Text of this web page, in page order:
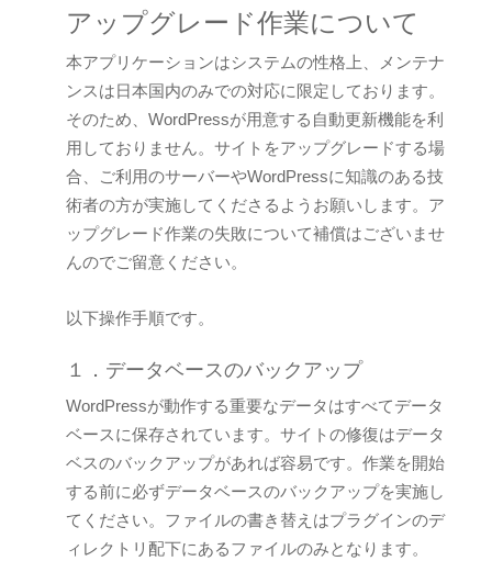
アップグレード作業について
本アプリケーションはシステムの性格上、メンテナ
ンスは日本国内のみでの対応に限定しております。
そのため、WordPressが用意する自動更新機能を利
用しておりません。サイトをアップグレードする場
合、ご利用のサーバーやWordPressに知識のある技
術者の方が実施してくださるようお願いします。ア
ップグレード作業の失敗について補償はございませ
んのでご留意ください。
以下操作手順です。
１．データベースのバックアップ
WordPressが動作する重要なデータはすべてデータ
ベースに保存されています。サイトの修復はデータ
ベスのバックアップがあれば容易です。作業を開始
する前に必ずデータベースのバックアップを実施し
てください。ファイルの書き替えはプラグインのデ
ィレクトリ配下にあるファイルのみとなります。